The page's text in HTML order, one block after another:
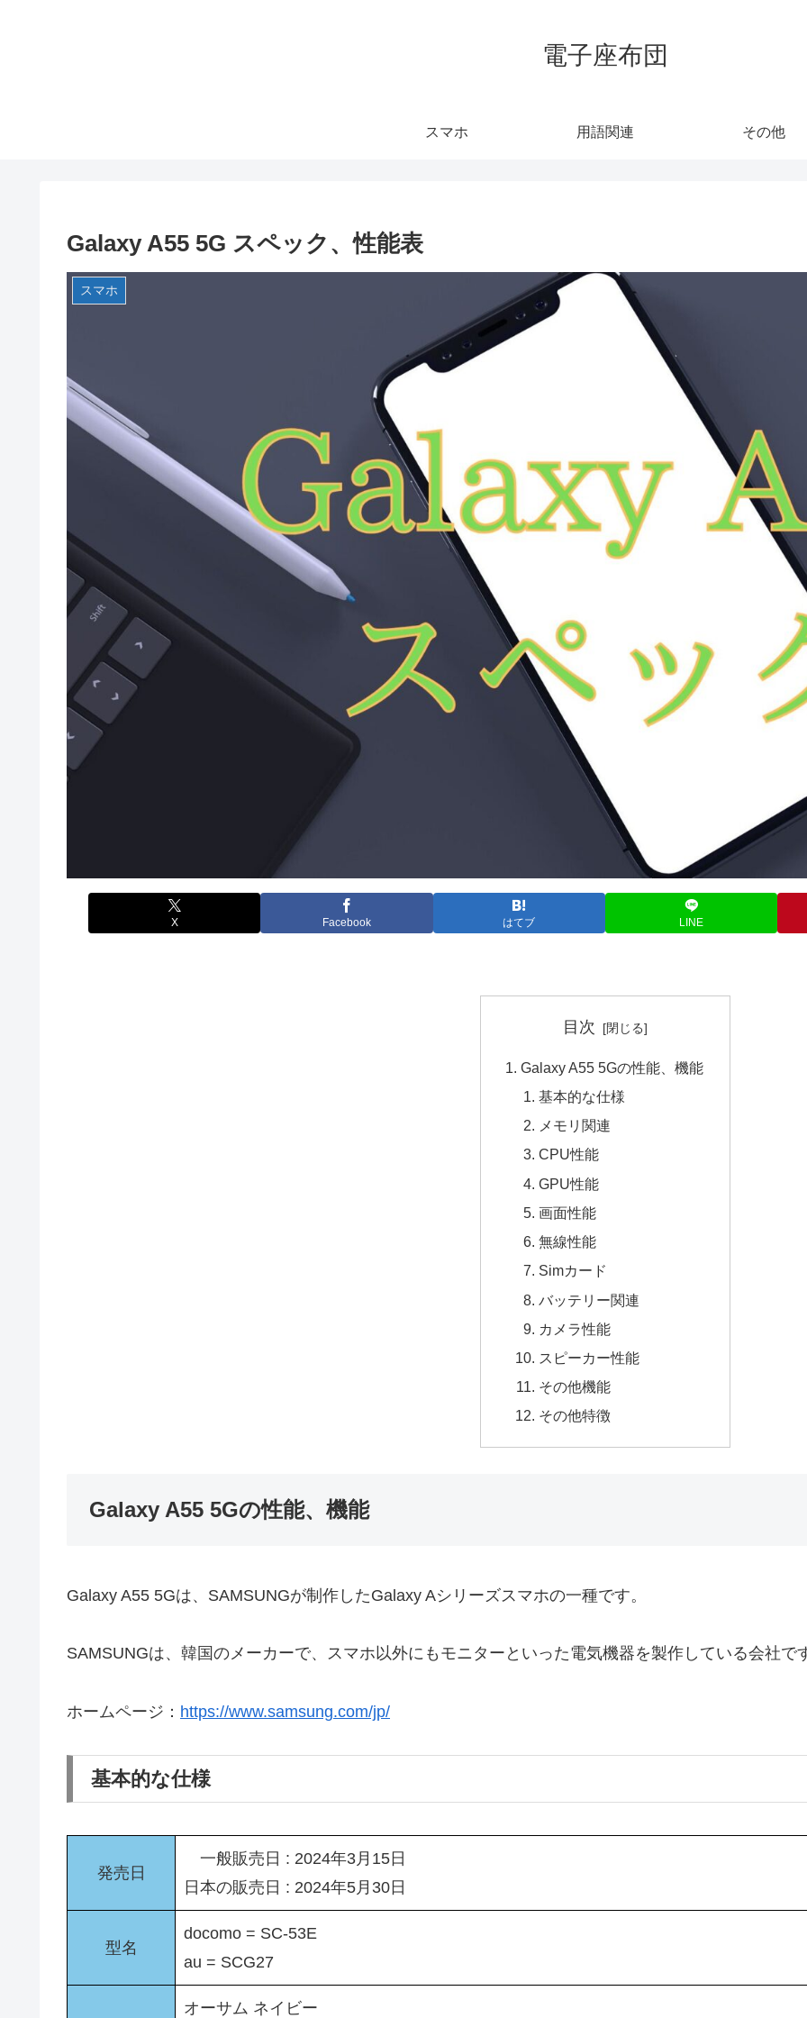
電子座布団
スマホ 用語関連 その他
Galaxy A55 5G スペック、性能表
スマホ
X Facebook はてブ LINE
目次
Galaxy A55 5Gの性能、機能
基本的な仕様
メモリ関連
CPU性能
GPU性能
画面性能
無線性能
Simカード
バッテリー関連
カメラ性能
スピーカー性能
その他機能
その他特徴
Galaxy A55 5Gの性能、機能
Galaxy A55 5Gは、SAMSUNGが制作したGalaxy Aシリーズスマホの一種です。
SAMSUNGは、韓国のメーカーで、スマホ以外にもモニターといった電気機器を製作している会社で
ホームページ： https://www.samsung.com/jp/
基本的な仕様
発売日
一般販売日 : 2024年3月15日
日本の販売日 : 2024年5月30日
型名
docomo = SC-53E
au = SCG27
オーサム ネイビー